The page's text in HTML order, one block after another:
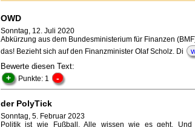
OWD
Sonntag, 12. Juli 2020
Abkürzung aus dem Bundesministerium für Finanzen
das! Bezieht sich auf den Finanzminister Olaf Scholz. Di
Bewerte diesen Text:
+ Punkte: 1 -
der PolyTick
Sonntag, 5. Februar 2023
Politik ist wie Fußball. Alle wissen wie es geht.